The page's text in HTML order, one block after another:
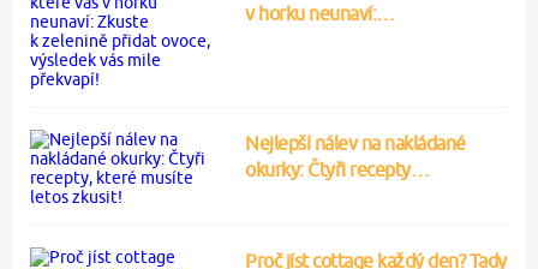
v horku neunaví:…
Nejlepší nálev na nakládané
okurky: Čtyři recepty…
Proč jíst cottage každý den? Tady